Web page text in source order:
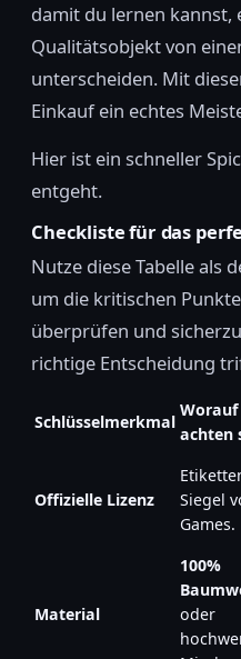
damit du lernen kannst,
Qualitätsobjekt von
unterscheiden. Mit
Einkauf ein echtes
Hier ist ein schneller
entgeht.
Checkliste für das
Nutze diese Tabelle als
um die kritischen
überprüfen und
richtige Entscheidung
Schlüsselmerkmal
achten
Offizielle Lizenz
Siegel
Games.
Material
100%
oder